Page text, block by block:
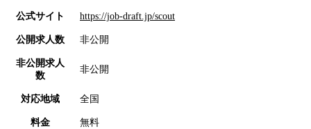
公式サイト https://job-draft.jp/scout
公開求人数 非公開
非公開求人
数
非公開
対応地域 全国
料金 無料